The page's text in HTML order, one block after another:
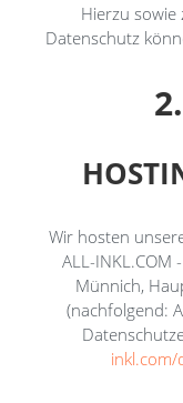
Hierzu sowie
Datenschutz
Wir hosten
ALL-INKL.COM
Münnich,
(nachfolgend: